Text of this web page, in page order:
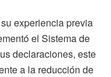
experiencia previa
el Sistema de
declaraciones, este
a la reducción de